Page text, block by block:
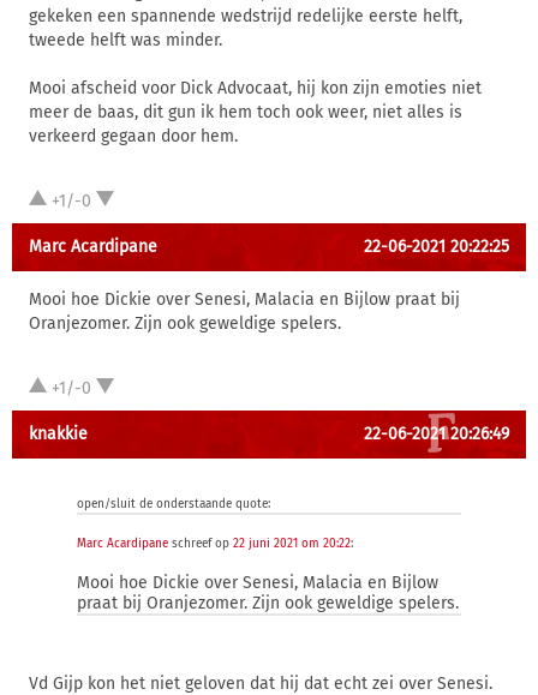
gekeken een spannende wedstrijd redelijke eerste helft,
tweede helft was minder.
Mooi afscheid voor Dick Advocaat, hij kon zijn emoties niet
meer de baas, dit gun ik hem toch ook weer, niet alles is
verkeerd gegaan door hem.
+1/-0
Marc Acardipane 22-06-2021 20:22:25
Mooi hoe Dickie over Senesi, Malacia en Bijlow praat bij
Oranjezomer. Zijn ook geweldige spelers.
+1/-0
knakkie 22-06-2021 20:26:49
open/sluit de onderstaande quote:
Marc Acardipane schreef op 22 juni 2021 om 20:22:
Mooi hoe Dickie over Senesi, Malacia en Bijlow
praat bij Oranjezomer. Zijn ook geweldige spelers.
Vd Gijp kon het niet geloven dat hij dat echt zei over Senesi.